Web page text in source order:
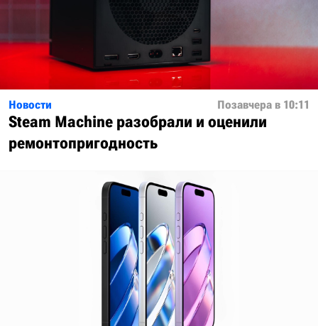
Новости Позавчера в 10:11
Steam Machine разобрали и оценили
ремонтопригодность